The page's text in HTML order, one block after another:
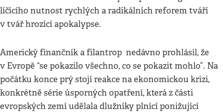
líčícího nutnost rychlých a radikálních reforem tváří
v tvář hrozící apokalypse.
Americký finančník a filantrop nedávno prohlásil, že
v Evropě “se pokazilo všechno, co se pokazit mohlo”. Na
počátku konce prý stojí reakce na ekonomickou krizi,
konkrétně série úsporných opatření, která z části
evropských zemí udělala dlužníky plnící ponižující